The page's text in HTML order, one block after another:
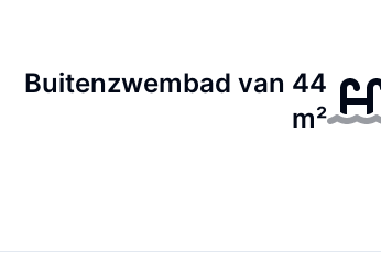
Buitenzwembad van 44
m²